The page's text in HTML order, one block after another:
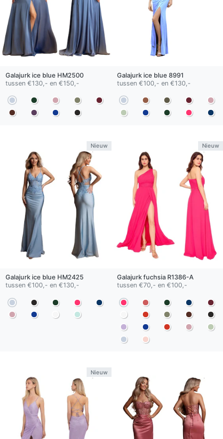
Galajurk ice blue HM2500
tussen €130,- en €150,-
Galajurk ice blue 8991
tussen €100,- en €130,-
Nieuw
Galajurk ice blue HM2425
tussen €100,- en €130,-
Nieuw
Galajurk fuchsiaR1386-A
tussen €70,- en €100,-
Nieuw